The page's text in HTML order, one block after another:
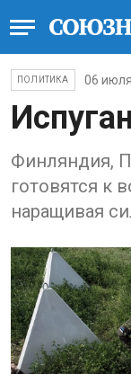
ПОЛИТИКА 06
Финляндия,
готовятся к
наращивая